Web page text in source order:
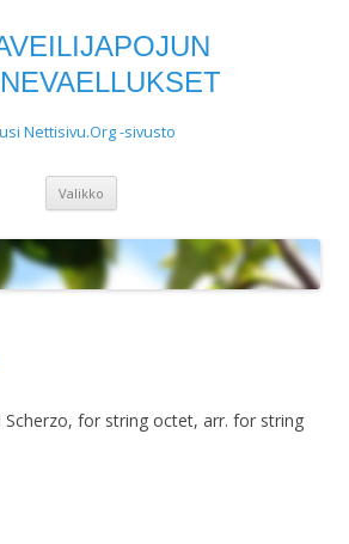
Nettisivu.Org -sivusto
Valikko
Scherzo, for string octet, arr. for string